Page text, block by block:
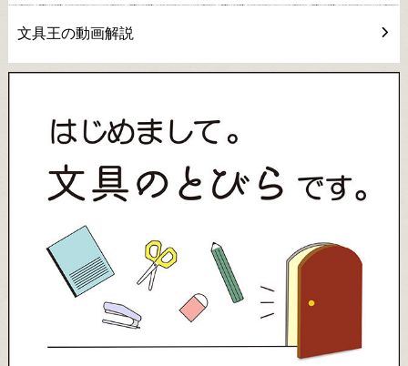
文具王の動画解説